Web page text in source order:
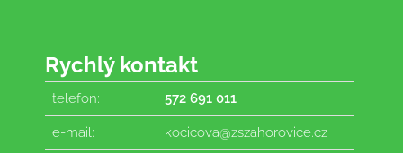
Rychlý kontakt
telefon: 572 691 011
e-mail: kocicova@zszahorovice.cz